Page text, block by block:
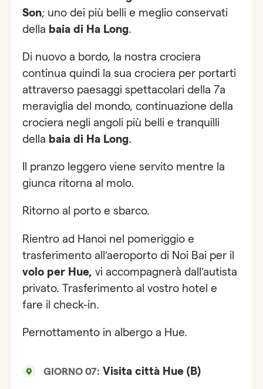
Son; uno dei più belli e meglio conservati
della baia di Ha Long.
Di nuovo a bordo, la nostra crociera
continua quindi la sua crociera per portarti
attraverso paesaggi spettacolari della 7a
meraviglia del mondo, continuazione della
crociera negli angoli più belli e tranquilli
della baia di Ha Long.
Il pranzo leggero viene servito mentre la
giunca ritorna al molo.
Ritorno al porto e sbarco.
Rientro ad Hanoi nel pomeriggio e
trasferimento all’aeroporto di Noi Bai per il
volo per Hue, vi accompagnerà dall’autista
privato. Trasferimento al vostro hotel e
fare il check-in.
Pernottamento in albergo a Hue.
GIORNO 07: Visita città Hue (B)